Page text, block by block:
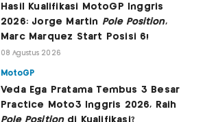
Hasil Kualifikasi MotoGP Inggris
2026: Jorge Martin Pole Position,
Marc Marquez Start Posisi 6!
08 Agustus 2026
MotoGP
Veda Ega Pratama Tembus 3 Besar
Practice Moto3 Inggris 2026, Raih
Pole Positiondi Kualifikasi?